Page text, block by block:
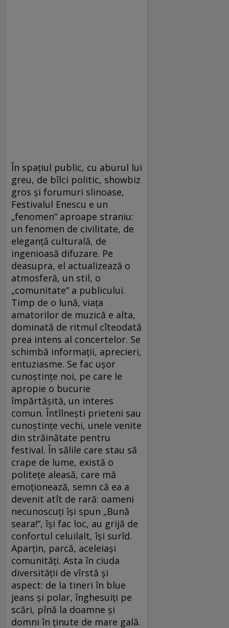
În spaţiul public, cu aburul lui
greu, de bîlci politic, showbiz
gros şi forumuri slinoase,
Festivalul Enescu e un
„fenomen“ aproape straniu:
un fenomen de civilitate, de
eleganţă culturală, de
ingenioasă difuzare. Pe
deasupra, el actualizează o
atmosferă, un stil, o
„comunitate“ a publicului.
Timp de o lună, viaţa
amatorilor de muzică e alta,
dominată de ritmul cîteodată
prea intens al concertelor. Se
schimbă informaţii, aprecieri,
entuziasme. Se fac uşor
cunoştinţe noi, pe care le
apropie o bucurie
împărtăşită, un interes
comun. Întîlneşti prieteni sau
cunoştinţe vechi, unele venite
din străinătate pentru
festival. În sălile care stau să
crape de lume, există o
politeţe aleasă, care mă
emoţionează, semn că ea a
devenit atît de rară: oameni
necunoscuţi îşi spun „Bună
seara!“, îşi fac loc, au grijă de
confortul celuilalt, îşi surîd.
Aparţin, parcă, aceleiaşi
comunităţi. Asta în ciuda
diversităţii de vîrstă şi
aspect: de la tineri în blue
jeans şi polar, înghesuiţi pe
scări, pînă la doamne şi
domni în ţinute de mare gală.